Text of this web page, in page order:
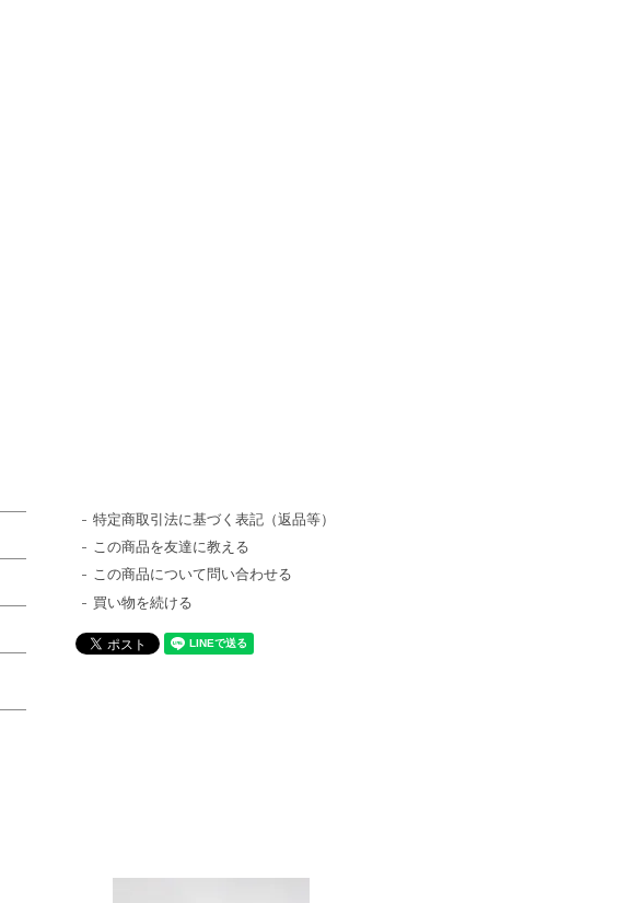
特定商取引法に基づく表記（返品等）
この商品を友達に教える
この商品について問い合わせる
買い物を続ける